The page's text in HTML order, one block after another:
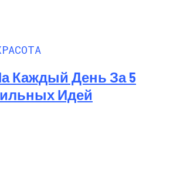
Каждый День За 5
Идей